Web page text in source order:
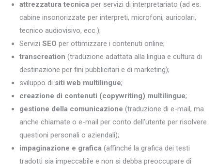
attrezzatura tecnica per servizi di interpretariato (ad es.
cabine insonorizzate per interpreti, microfoni, auricolari,
tecnico audiovisivo, ecc.);
Servizi SEO per ottimizzare i contenuti online;
transcreation (traduzione adattata alla lingua e cultura di
destinazione per fini pubblicitari e di marketing);
sviluppo di siti web multilingue;
creazione di contenuti (copywriting) multilingue;
gestione della comunicazione (traduzione di e-mail, ma
anche chiamate o e-mail per conto dell’utente per risolvere
questioni personali o aziendali);
impaginazione e grafica (affinché la grafica dei testi
tradotti sia impeccabile e non si debba preoccupare di